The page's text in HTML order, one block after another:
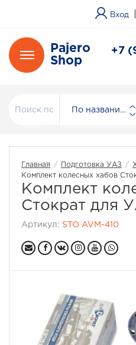
Вход
Pajero
Shop
+7
По названию
Главная / Подготовка УАЗ /
Комплект колесных хабов
Комплект
Стократ для
Артикул: STO AVM-410